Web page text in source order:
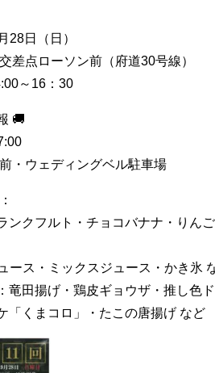
28日（日）
差点ローソン前（府道30号線）
～16：30
🚚
・ウェディングベル駐車場
ンクフルト・チョコバナナ・りん
ース・ミックスジュース・かき氷
竜田揚げ・鶏皮ギョウザ・推し色
「くまコロ」・たこの唐揚げ など